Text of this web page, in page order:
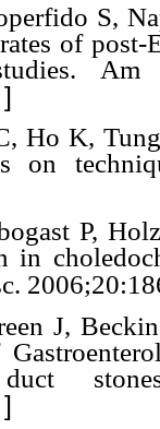
S,
of
Am
]
Ho K,
on
P,
in
J,
]